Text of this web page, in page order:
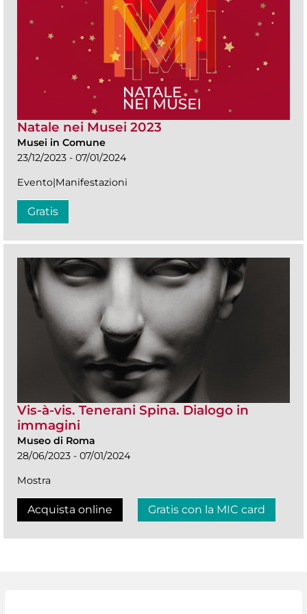
Natale nei Musei 2023
Musei in Comune
23/12/2023 - 07/01/2024
Evento|Manifestazioni
Gratis
Vis-à-vis. Tenerani Spina. Dialogo in
immagini
Museo di Roma
28/06/2023 - 07/01/2024
Mostra
Acquista online Gratis con la MIC card